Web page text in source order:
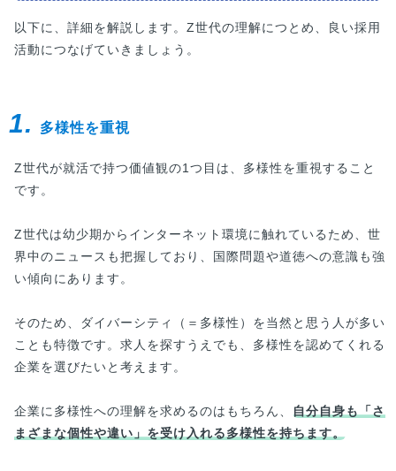
以下に、詳細を解説します。Z世代の理解につとめ、良い採用
活動につなげていきましょう。
1. 多様性を重視
Z世代が就活で持つ価値観の1つ目は、多様性を重視すること
です。
Z世代は幼少期からインターネット環境に触れているため、世
界中のニュースも把握しており、国際問題や道徳への意識も強
い傾向にあります。
そのため、ダイバーシティ（＝多様性）を当然と思う人が多い
ことも特徴です。求人を探すうえでも、多様性を認めてくれる
企業を選びたいと考えます。
企業に多様性への理解を求めるのはもちろん、
自分自身も「さ
まざまな個性や違い」を受け入れる多様性を持ちます。